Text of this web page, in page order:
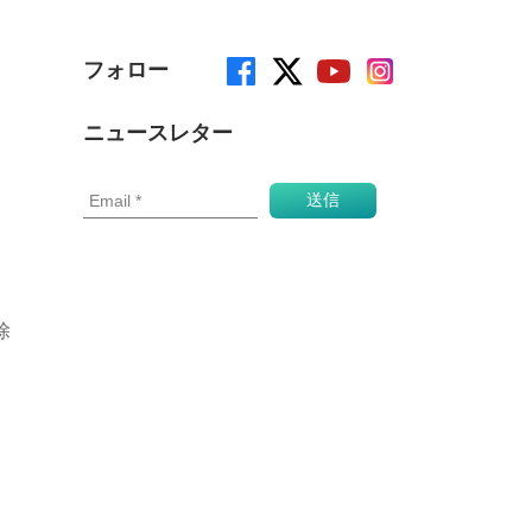
フォロー
ニュースレター